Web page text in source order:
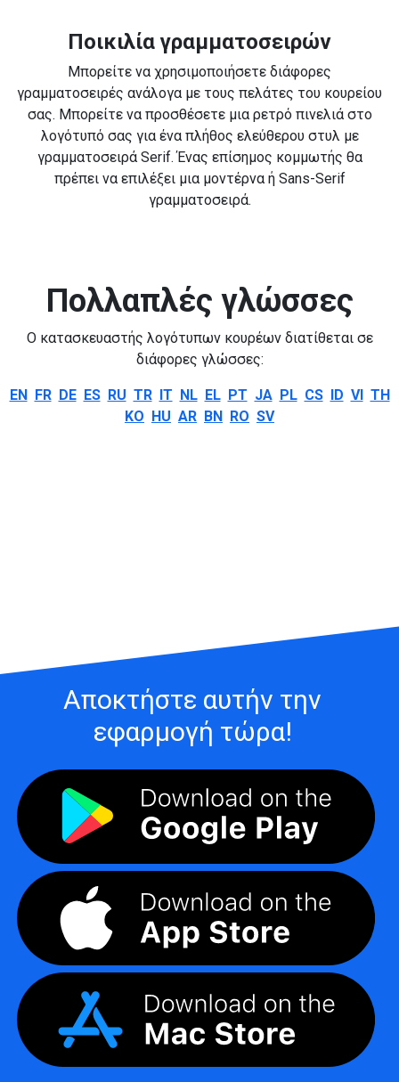
Ποικιλία γραμματοσειρών
Μπορείτε να χρησιμοποιήσετε διάφορες
γραμματοσειρές ανάλογα με τους πελάτες του κουρείου
σας. Μπορείτε να προσθέσετε μια ρετρό πινελιά στο
λογότυπό σας για ένα πλήθος ελεύθερου στυλ με
γραμματοσειρά Serif. Ένας επίσημος κομμωτής θα
πρέπει να επιλέξει μια μοντέρνα ή Sans-Serif
γραμματοσειρά.
Πολλαπλές γλώσσες
Ο κατασκευαστής λογότυπων κουρέων διατίθεται σε
διάφορες γλώσσες:
EN FR DE ES RU TR IT NL EL PT JA PL CS ID VI TH
KO HU AR BN RO SV
Αποκτήστε αυτήν την
εφαρμογή τώρα!